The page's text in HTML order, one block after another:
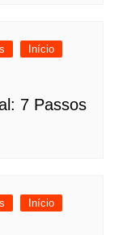
Início
7 Passos
Início